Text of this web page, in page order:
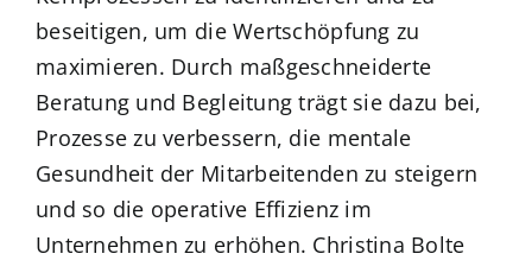
beseitigen, um die Wertschöpfung zu
maximieren. Durch maßgeschneiderte
Beratung und Begleitung trägt sie dazu bei,
Prozesse zu verbessern, die mentale
Gesundheit der Mitarbeitenden zu steigern
und so die operative Effizienz im
Unternehmen zu erhöhen. Christina Bolte